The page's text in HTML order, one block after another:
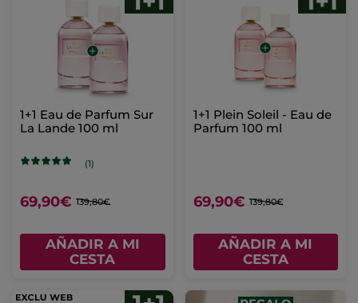
1+1 Eau de Parfum Sur
La Lande 100 ml
(1)
69,90€ 139,80€
AÑADIR A MI
CESTA
1+1 Plein Soleil - Eau de
Parfum 100 ml
69,90€ 139,80€
AÑADIR A MI
CESTA